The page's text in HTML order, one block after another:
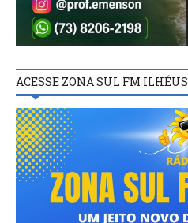
ACESSE ZONA SUL FM ILHÉUS